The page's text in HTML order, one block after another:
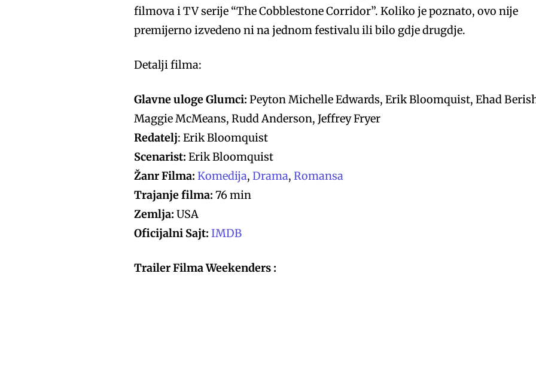
filmova i TV serije “The Cobblestone Corridor”. Koliko je poznato, ovo nije
premijerno izvedeno ni na jednom festivalu ili bilo gdje drugdje.
Detalji filma:
Glavne uloge Glumci: Peyton Michelle Edwards, Erik Bloomquist, Ehad
Maggie McMeans, Rudd Anderson, Jeffrey Fryer
Redatelj: Erik Bloomquist
Scenarist: Erik Bloomquist
Žanr Filma: Komedija,Drama,Romansa
Trajanje filma: 76 min
Zemlja: USA
Oficijalni Sajt: IMDB
Trailer Filma Weekenders :